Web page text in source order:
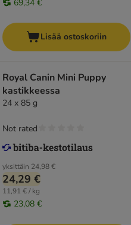
69,34 €
Lisää ostoskoriin
Royal Canin Mini Puppy
kastikkeessa
24 x 85 g
yksittäin 24,98 €
24,29 €
11,91 € / kg
23,08 €
Not rated